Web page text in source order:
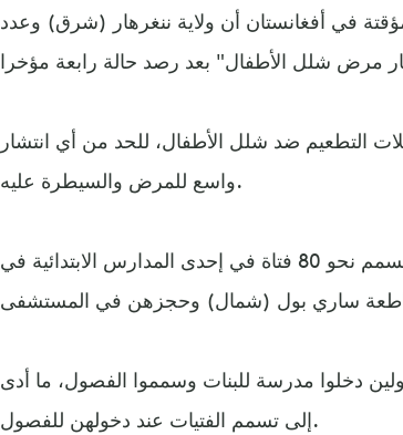
في أفغانستان أن ولاية ننغرهار (شرق) وعدد
التطعيم ضد شلل الأطفال، للحد من أي انتشار
واسع للمرض والسيطرة عليه.
من ناحية أخرى، شهدت أفغانستان، أمس، تسمم نحو 80 فتاة في إحدى المدارس الابتدائية في
دخلوا مدرسة للبنات وسمموا الفصول، ما أدى
إلى تسمم الفتيات عند دخولهن للفصول.